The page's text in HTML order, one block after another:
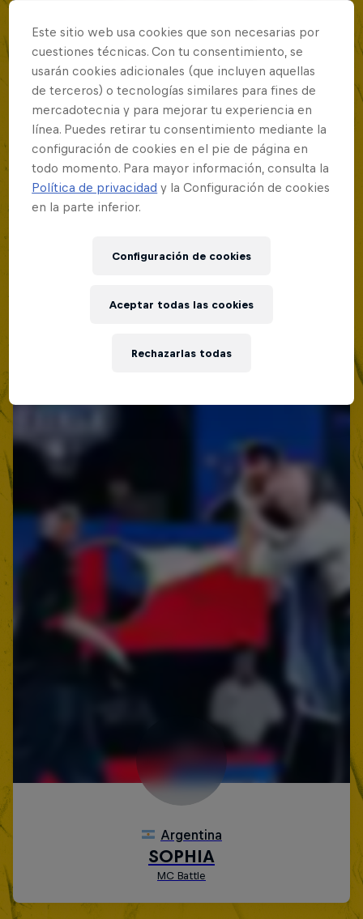
Red Bull Batalla Nueva Historia:
MC BATTLE
Este sitio web usa cookies que son necesarias por
cuestiones técnicas. Con tu consentimiento, se
usarán cookies adicionales (que incluyen aquellas
de terceros) o tecnologías similares para fines de
mercadotecnia y para mejorar tu experiencia en
línea. Puedes retirar tu consentimiento mediante la
configuración de cookies en el pie de página en
todo momento. Para mayor información, consulta la
Política de privacidad y la Configuración de cookies
en la parte inferior.
Configuración de cookies
Rechazarlas todas
Aceptar todas las cookies